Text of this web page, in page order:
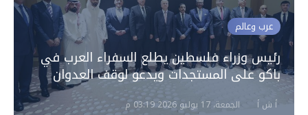
عرب وعالم
رئيس وزراء فلسطين يطلع السفراء العرب في
باكو على المستجدات ويدعو لوقف العدوان
أ ش أ الجمعة، 17 يوليو 2026 03:19 م